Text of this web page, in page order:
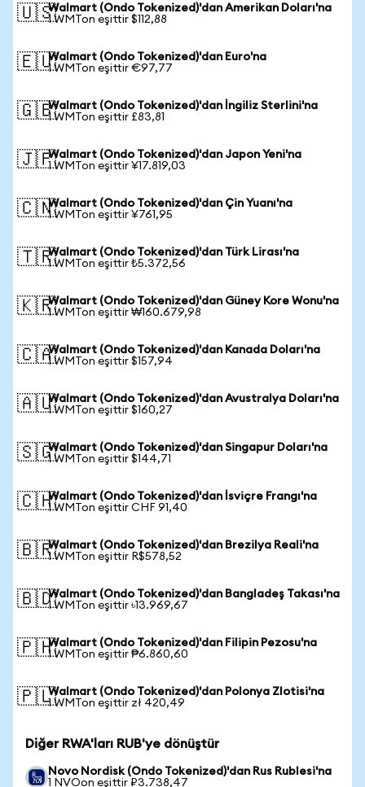
🇺🇸Walmart (Ondo Tokenized)'dan Amerikan Doları'na
1 WMTon eşittir $112,88
🇪🇺Walmart (Ondo Tokenized)'dan Euro'na
1 WMTon eşittir €97,77
🇬🇧Walmart (Ondo Tokenized)'dan İngiliz Sterlini'na
1 WMTon eşittir £83,81
🇯🇵Walmart (Ondo Tokenized)'dan Japon Yeni'na
1 WMTon eşittir ¥17.819,03
🇨🇳Walmart (Ondo Tokenized)'dan Çin Yuanı'na
1 WMTon eşittir ¥761,95
🇹🇷Walmart (Ondo Tokenized)'dan Türk Lirası'na
1 WMTon eşittir ₺5.372,56
🇰🇷Walmart (Ondo Tokenized)'dan Güney Kore Wonu'na
1 WMTon eşittir ₩160.679,98
🇨🇦Walmart (Ondo Tokenized)'dan Kanada Doları'na
1 WMTon eşittir $157,94
🇦🇺Walmart (Ondo Tokenized)'dan Avustralya Doları'na
1 WMTon eşittir $160,27
🇸🇬Walmart (Ondo Tokenized)'dan Singapur Doları'na
1 WMTon eşittir $144,71
🇨🇭Walmart (Ondo Tokenized)'dan İsviçre Frangı'na
1 WMTon eşittir CHF 91,40
🇧🇷Walmart (Ondo Tokenized)'dan Brezilya Reali'na
1 WMTon eşittir R$578,52
🇧🇩Walmart (Ondo Tokenized)'dan Bangladeş Takası'na
1 WMTon eşittir ৳13.969,67
🇵🇭Walmart (Ondo Tokenized)'dan Filipin Pezosu'na
1 WMTon eşittir ₱6.860,60
🇵🇱Walmart (Ondo Tokenized)'dan Polonya Zlotisi'na
1 WMTon eşittir zł 420,49
Diğer RWA'ları RUB'ye dönüştür
Novo Nordisk (Ondo Tokenized)'dan Rus Rublesi'na
1 NVOon eşittir ₽3.738,47